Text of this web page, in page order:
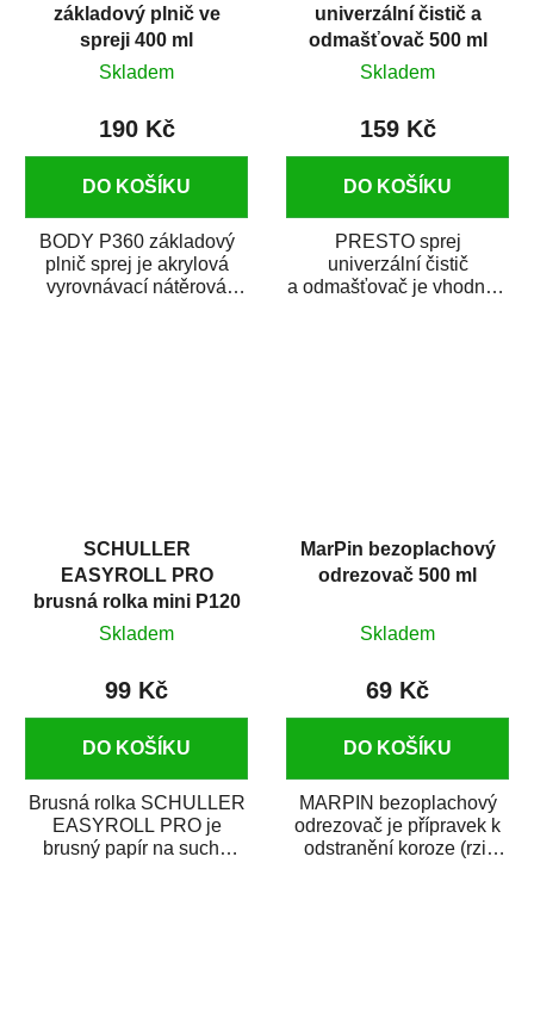
základový plnič ve
spreji 400 ml
Skladem
190 Kč
DO KOŠÍKU
BODY P360 základový
plnič sprej je akrylová
vyrovnávací nátěrová
univerzální čistič a
odmašťovač 500 ml
Skladem
159 Kč
DO KOŠÍKU
PRESTO sprej
univerzální čistič
a odmašťovač je vhodný k
SCHULLER
EASYROLL PRO
brusná rolka mini P120
Skladem
99 Kč
DO KOŠÍKU
Brusná rolka SCHULLER
EASYROLL PRO je
brusný papír na suché
MarPin bezoplachový
odrezovač 500 ml
Skladem
69 Kč
DO KOŠÍKU
MARPIN bezoplachový
odrezovač je přípravek k
odstranění koroze (rzi)